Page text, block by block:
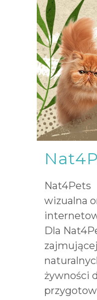
Nat4Pets
wizualna
Dla
żywności